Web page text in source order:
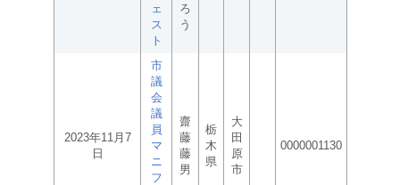
ェ
ス
ト
ろ
う
2023年11月7
日
市
議
会
議
員
マ
ニ
フ
齋
藤
藤
男
栃
木
県
大
田
原
市
0000001130